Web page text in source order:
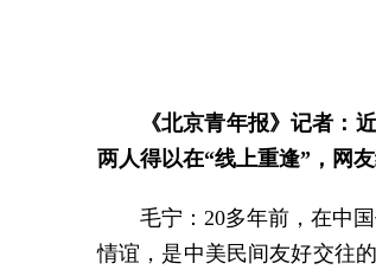
《北京青年报》记者：
两人得以在“线上重逢”，网
毛宁：20多年前，在中
情谊，是中美民间友好交往